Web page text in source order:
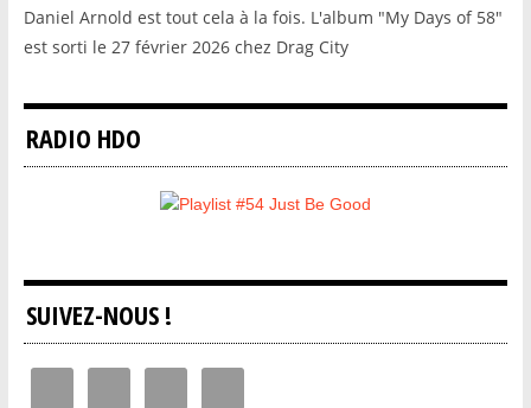
Daniel Arnold est tout cela à la fois. L'album "My Days of 58"
est sorti le 27 février 2026 chez Drag City
RADIO HDO
SUIVEZ-NOUS !